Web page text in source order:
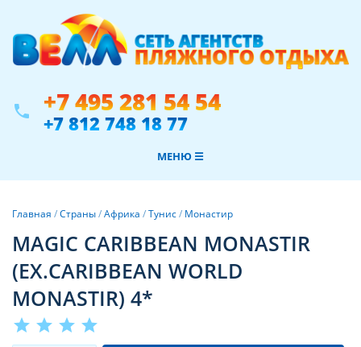
phone +7 495 281 54 54
+7 812 748 18 77
МЕНЮ ☰
Главная /Страны/Африка /Тунис/ Монастир
MAGIC CARIBBEAN MONASTIR
(EX.CARIBBEAN WORLD
MONASTIR) 4*
star star star star